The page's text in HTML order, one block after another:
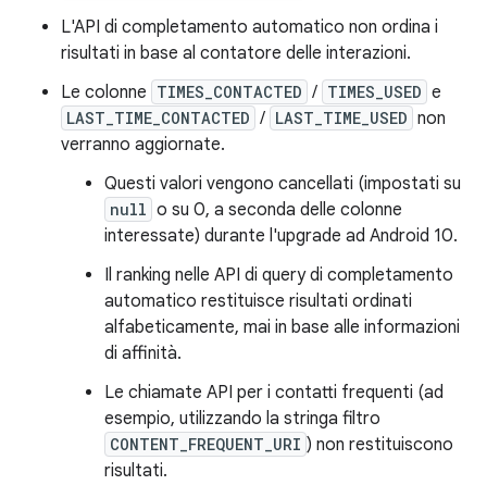
L'API di completamento automatico non ordina i
risultati in base al contatore delle interazioni.
Le colonne TIMES_CONTACTED / TIMES_USED e
LAST_TIME_CONTACTED / LAST_TIME_USED non
verranno aggiornate.
Questi valori vengono cancellati (impostati su
null o su 0, a seconda delle colonne
interessate) durante l'upgrade ad Android 10.
Il ranking nelle API di query di completamento
automatico restituisce risultati ordinati
alfabeticamente, mai in base alle informazioni
di affinità.
Le chiamate API per i contatti frequenti (ad
esempio, utilizzando la stringa filtro
CONTENT_FREQUENT_URI ) non restituiscono
risultati.